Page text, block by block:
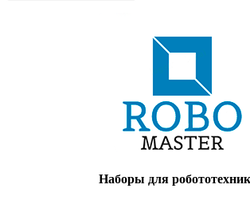
Наборы для